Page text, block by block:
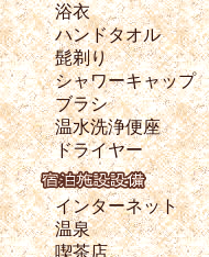
浴衣
ハンドタオル
髭剃り
シャワーキャップ
ブラシ
温水洗浄便座
ドライヤー
インターネット
温泉
喫茶店